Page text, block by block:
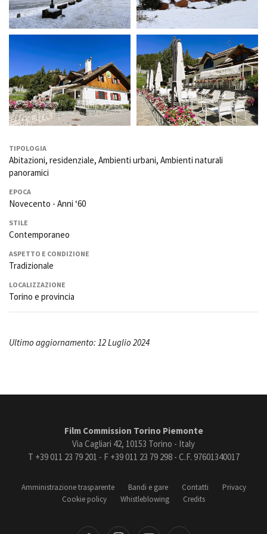
TIPOLOGIA
Abitazioni, residenziale, Ambienti urbani, Ambienti naturali
panoramici
EPOCA
Novecento - Anni ‘60
STILE
Contemporaneo
ASPETTO E CONDIZIONE
Tradizionale
LOCALIZZAZIONE
Torino e provincia
Ultimo aggiornamento: 12 Luglio 2024
Film Commission Torino Piemonte
Via Cagliari 42, 10153 Torino - Italy
T +39 011 23 79 201 - F +39 011 23 79 298 - C.F. 97601340017
Amministrazione trasparente Bandi e gare Contatti
Privacy
Cookie policy
Whistleblowing Credits
Vimeo